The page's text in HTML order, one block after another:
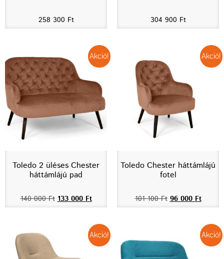
258 300 Ft 304 900 Ft
Akció!
Toledo 2 üléses Chester
háttámlájú pad
140 000Ft 133 000 Ft
Akció!
Toledo Chester háttámlájú
fotel
101 100Ft 96 000 Ft
Akció! Akció!